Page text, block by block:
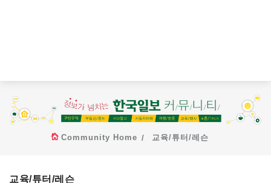
Community Home 교육/튜터/레슨
교육/튜터/레슨